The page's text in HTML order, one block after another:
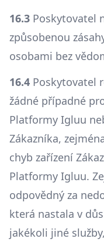
16.3 Poskytovatel
způsobenou
osobami bez
16.4 Poskytovatel
žádné případné
Platformy Igluu
Zákazníka,
chyb zařízení
Platformy Igluu.
odpovědný za
která nastala v
jakékoli jiné